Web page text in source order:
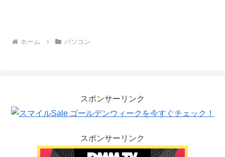
ホーム パソコン
スポンサーリンク
スポンサーリンク